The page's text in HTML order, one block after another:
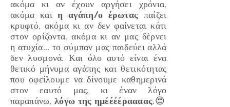
ακόμα κι αν έχουν αργήσει χρόνια,
ακόμα καιη αγάπη/ο έρωτας παίζει
κρυφτό, ακόμα κι αν δεν φαίνεται κάτι
στον ορίζοντα, ακόμα κι αν μας δέρνει
η ατυχία... το σύμπαν μας παιδεύει αλλά
δεν λυσμονά. Και όλο αυτό είναι ένα
θετικό μήνυμα αγάπης και θετικότητας
που οφείλουμε να δίνουμε καθημερινά
στον εαυτό μας, κι έναν λόγο
παραπάνω, λόγω της ημέέέέραααας.😍